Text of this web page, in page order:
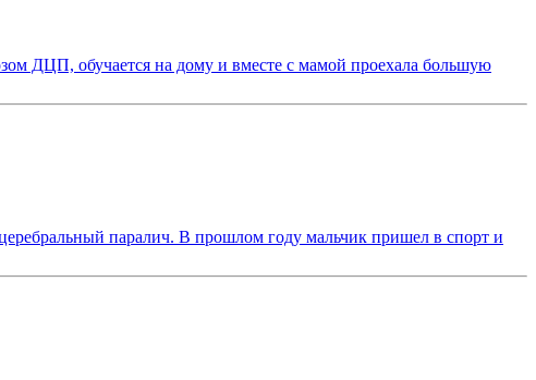
ДЦП, обучается на дому и вместе с мамой проехала большую
паралич. В прошлом году мальчик пришел в спорт и